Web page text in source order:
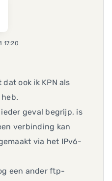
17:20
dat ook ik KPN als
ieder geval begrijp, is
verbinding kan
via het IPv6-
een ander ftp-